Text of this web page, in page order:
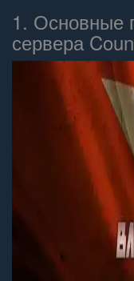
1. Основные
сервера